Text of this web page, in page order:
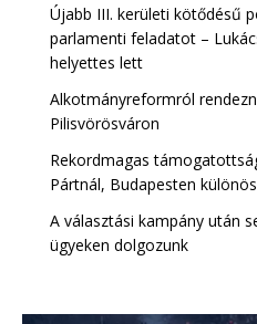
Újabb III. kerületi kötődésű
parlamenti feladatot –
helyettes lett
Alkotmányreformról
Pilisvörösváron
Rekordmagas
Pártnál, Budapesten
A választási kampány után
ügyeken dolgozunk